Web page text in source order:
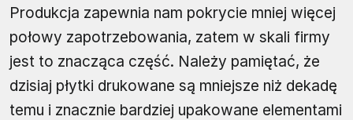
Produkcja zapewnia nam pokrycie mniej więcej
połowy zapotrzebowania, zatem w skali firmy
jest to znacząca część. Należy pamiętać, że
dzisiaj płytki drukowane są mniejsze niż dekadę
temu i znacznie bardziej upakowane elementami